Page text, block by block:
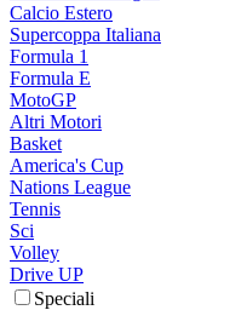
Calcio Estero
Supercoppa Italiana
Formula 1
Formula E
MotoGP
Altri Motori
Basket
America's Cup
Nations League
Tennis
Sci
Volley
Drive UP
Speciali